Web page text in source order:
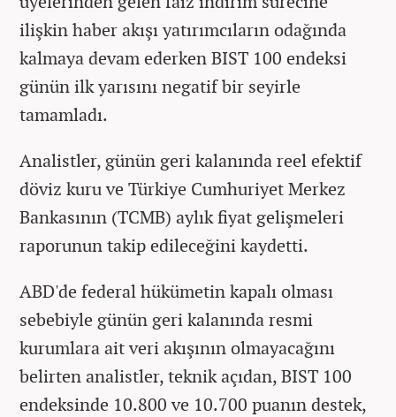
ilişkin haber akışı yatırımcıların odağında
kalmaya devam ederken BIST 100 endeksi
günün ilk yarısını negatif bir seyirle
tamamladı.
Analistler, günün geri kalanında reel efektif
döviz kuru ve Türkiye Cumhuriyet Merkez
Bankasının (TCMB) aylık fiyat gelişmeleri
raporunun takip edileceğini kaydetti.
ABD'de federal hükümetin kapalı olması
sebebiyle günün geri kalanında resmi
kurumlara ait veri akışının olmayacağını
belirten analistler, teknik açıdan, BIST 100
endeksinde 10.800 ve 10.700 puanın destek,